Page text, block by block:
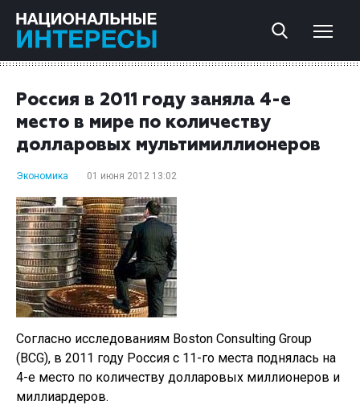
Россия в 2011 году заняла 4-е
место в мире по количеству
долларовых мультимиллионеров
Экономика 01 июня 2012 13:02
Согласно исследованиям Boston Consulting Group
(BCG), в 2011 году Россия с 11-го места поднялась на
4-е место по количеству долларовых миллионеров и
миллиардеров.